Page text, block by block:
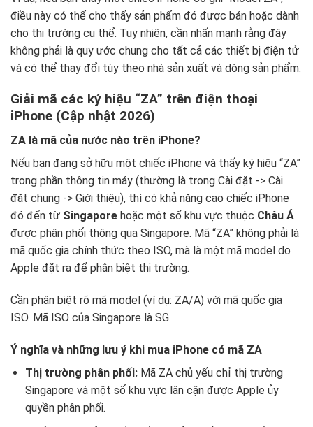
điều này có thể cho thấy sản phẩm đó được bán hoặc dành
cho thị trường cụ thể. Tuy nhiên, cần nhấn mạnh rằng đây
không phải là quy ước chung cho tất cả các thiết bị điện tử
và có thể thay đổi tùy theo nhà sản xuất và dòng sản phẩm.
Giải mã các ký hiệu “ZA” trên điện thoại
iPhone (Cập nhật 2026)
ZA là mã của nước nào trên iPhone?
Nếu bạn đang sở hữu một chiếc iPhone và thấy ký hiệu “ZA”
trong phần thông tin máy (thường là trong Cài đặt -> Cài
đặt chung -> Giới thiệu), thì có khả năng cao chiếc iPhone
đó đến từ Singapore hoặc một số khu vực thuộc Châu Á
được phân phối thông qua Singapore. Mã “ZA” không phải là
mã quốc gia chính thức theo ISO, mà là một mã model do
Apple đặt ra để phân biệt thị trường.
Cần phân biệt rõ mã model (ví dụ: ZA/A) với mã quốc gia
ISO. Mã ISO của Singapore là SG.
Ý nghĩa và những lưu ý khi mua iPhone có mã ZA
Thị trường phân phối:Mã ZA chủ yếu chỉ thị trường
Singapore và một số khu vực lân cận được Apple ủy
quyền phân phối.